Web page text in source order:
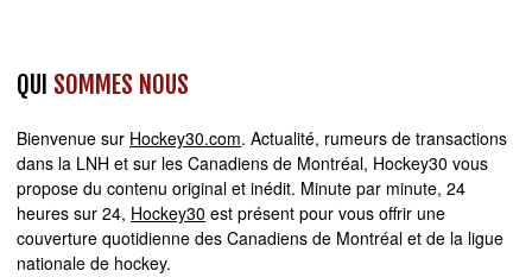
QUI SOMMES NOUS
Bienvenue sur Hockey30.com. Actualité, rumeurs de transactions
dans la LNH et sur les Canadiens de Montréal, Hockey30 vous
propose du contenu original et inédit. Minute par minute, 24
heures sur 24, Hockey30 est présent pour vous offrir une
couverture quotidienne des Canadiens de Montréal et de la ligue
nationale de hockey.